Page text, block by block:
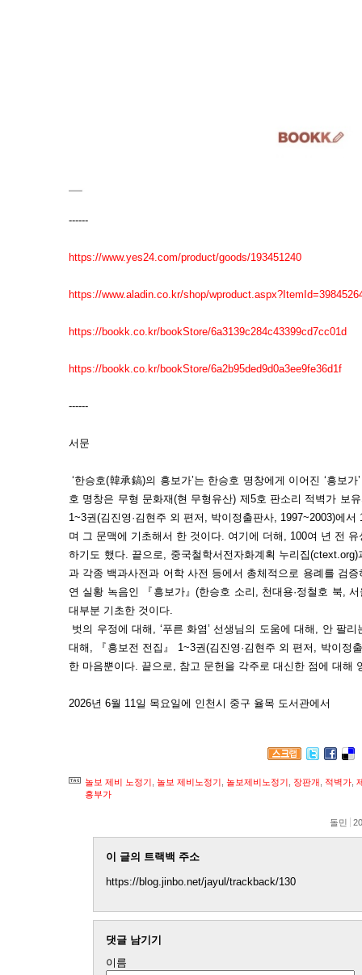
------
https://www.yes24.com/product/goods/193451240
https://www.aladin.co.kr/shop/
https://bookk.co.kr/bookStore/6a3139c284c43399cd7cc01d
https://bookk.co.kr/bookStore/6a2b95ded9d0a3ee9fe36d1f
------
서문
‘한승호(韓承鎬)의 흥보가’는 한승호 명창에게 이어진 ‘흥보
호 명창은 무형 문화재(현 무형유산) 제5호 판소리 적벽가 보
1~3권(김진영·김현주 외 편저, 박이정출판사, 1997~2003)에
며 그 문맥에 기초해서 한 것이다. 여기에 더해, 100여 년 전
하기도 했다. 끝으로, 중국철학서전자화계획 누리집
과 각종 백과사전과 어학 사전 등에서 총체적으로 용례를 검
연 실황 녹음인 『흥보가』(한승호 소리, 천대용·정철호 북,
대부분 기초한 것이다.
벗의 우정에 대해, ‘푸른 화염’ 선생님의 도움에 대해, 안 팔
대해, 『흥보전 전집』 1~3권(김진영·김현주 외 편저, 박이정
한 마음뿐이다. 끝으로, 참고 문헌을 각주로 대신한 점에 대해
2026년 6월 11일 목요일에 인천시 중구 율목 도서관에서
놀보 제비 노정기 놀보 제비노정기 놀보제비노정기 장판개 적벽가
흥부가
돌민
이 글의 트랙백 주소
https://blog.jinbo.net/jayul/trackback/130
댓글 남기기
이름